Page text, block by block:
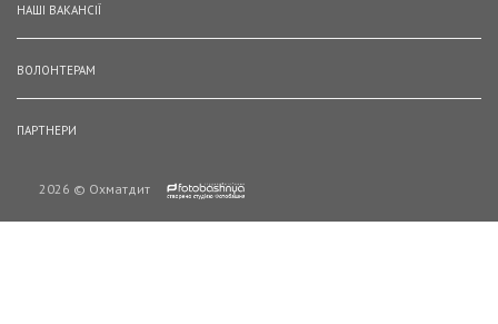
НАШІ ВАКАНСІЇ
ВОЛОНТЕРАМ
ПАРТНЕРИ
2026 © Охматдит